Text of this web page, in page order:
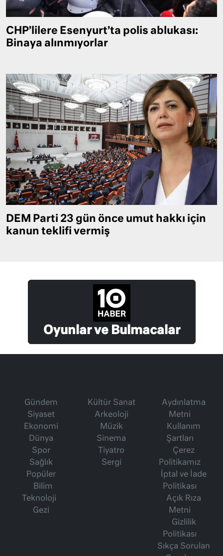
CHP’lilere Esenyurt’ta polis ablukası:
Binaya alınmıyorlar
DEM Parti 23 gün önce umut hakkı için
kanun teklifi vermiş
Oyunlar ve Bulmacalar
Gündem
Siyaset
Ekonomi
Dünya
Spor
Sağlık
Popüler
Bilim
Teknoloji
Gezi
Kültür Sanat
Arkeoloji
Müzik
Sinema
Tiyatro
Sergi
Aydınlatma
Metni
Kullanım
Şartları
Çerez
Politikamız
İptal ve İade
Politikası
Açık Rıza
Metni
Gizlilik
Politikası
Sıkça Sorulan